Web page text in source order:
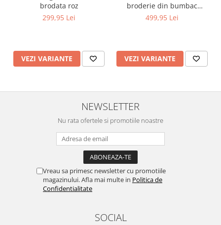
brodata roz
299,95 Lei
VEZI VARIANTE
broderie din bumbac
captusita cu vascoza 100%
499,95 Lei
VEZI VARIANTE
NEWSLETTER
Nu rata ofertele si promotiile noastre
Vreau sa primesc newsletter cu promotiile
magazinului. Afla mai multe in Politica de
Confidentialitate
SOCIAL